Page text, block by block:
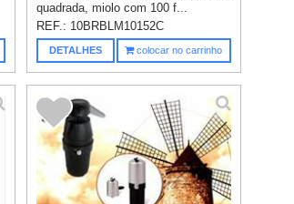
quadrada, miolo com 100 f...
REF.: 10BRBLM10152C
DETALHES colocar no carrinho